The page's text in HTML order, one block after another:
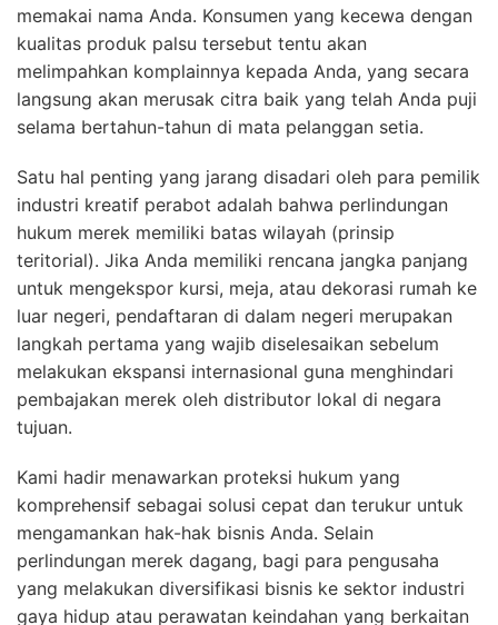
memakai nama Anda. Konsumen yang kecewa dengan
kualitas produk palsu tersebut tentu akan
melimpahkan komplainnya kepada Anda, yang secara
langsung akan merusak citra baik yang telah Anda puji
selama bertahun-tahun di mata pelanggan setia.
Satu hal penting yang jarang disadari oleh para pemilik
industri kreatif perabot adalah bahwa perlindungan
hukum merek memiliki batas wilayah (prinsip
teritorial). Jika Anda memiliki rencana jangka panjang
untuk mengekspor kursi, meja, atau dekorasi rumah ke
luar negeri, pendaftaran di dalam negeri merupakan
langkah pertama yang wajib diselesaikan sebelum
melakukan ekspansi internasional guna menghindari
pembajakan merek oleh distributor lokal di negara
tujuan.
Kami hadir menawarkan proteksi hukum yang
komprehensif sebagai solusi cepat dan terukur untuk
mengamankan hak-hak bisnis Anda. Selain
perlindungan merek dagang, bagi para pengusaha
yang melakukan diversifikasi bisnis ke sektor industri
gaya hidup atau perawatan keindahan yang berkaitan